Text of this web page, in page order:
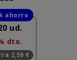
ud.
dto.
2,59 €